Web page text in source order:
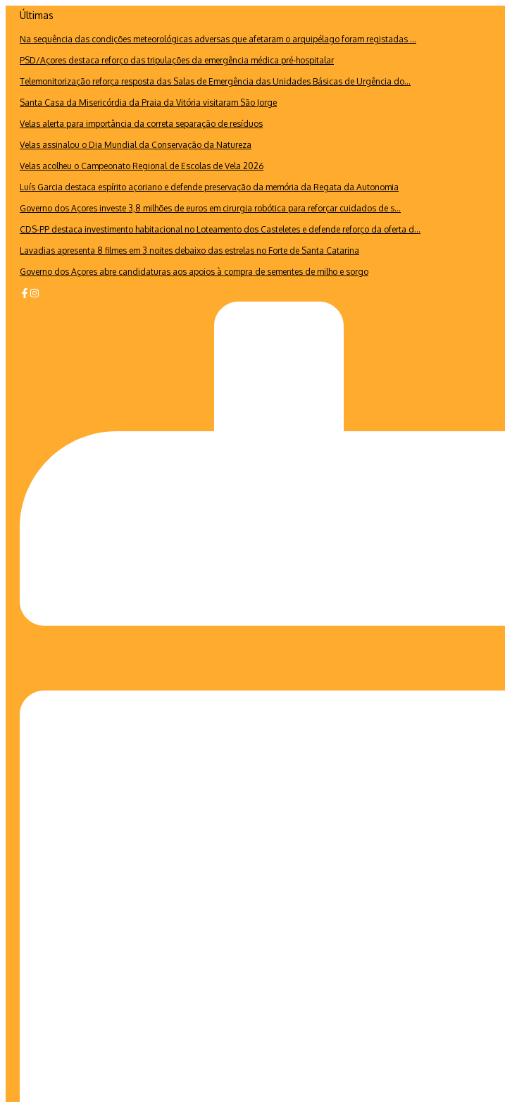
conteúdo
Últimas
Na sequência das condições meteorológicas adversas que afetaram o arquipélago foram registadas ...
PSD/Açores destaca reforço das tripulações da emergência médica pré-hospitalar
Telemonitorização reforça resposta das Salas de Emergência das Unidades Básicas de Urgência do...
Santa Casa da Misericórdia da Praia da Vitória visitaram São Jorge
Velas alerta para importância da correta separação de resíduos
Velas assinalou o Dia Mundial da Conservação da Natureza
Velas acolheu o Campeonato Regional de Escolas de Vela 2026
Luís Garcia destaca espírito açoriano e defende preservação da memória da Regata da Autonomia
Governo dos Açores investe 3,8 milhões de euros em cirurgia robótica para reforçar cuidados de s...
CDS-PP destaca investimento habitacional no Loteamento dos Casteletes e defende reforço da oferta d...
Lavadias apresenta 8 filmes em 3 noites debaixo das estrelas no Forte de Santa Catarina
Governo dos Açores abre candidaturas aos apoios à compra de sementes de milho e sorgo